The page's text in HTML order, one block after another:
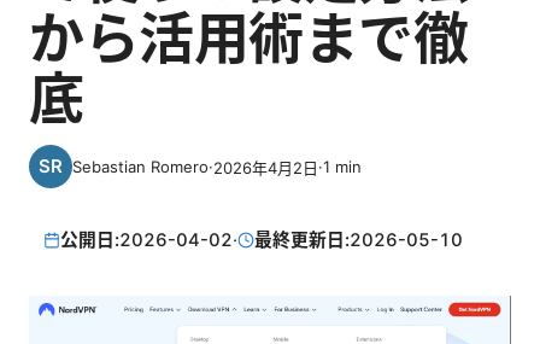
から活用術まで徹
底
Sebastian Romero·2026年4月2日·1 min
公開日:2026-04-02· 最終更新日:2026-05-10